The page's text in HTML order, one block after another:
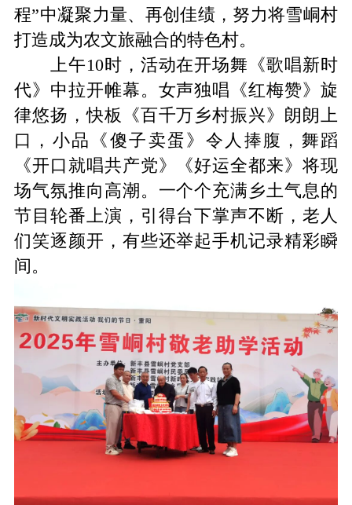
程”中凝聚力量、再创佳绩，努力将雪峒村
打造成为农文旅融合的特色村。
上午10时，活动在开场舞《歌唱新时
代》中拉开帷幕。女声独唱《红梅赞》旋
律悠扬，快板《百千万乡村振兴》朗朗上
口，小品《傻子卖蛋》令人捧腹，舞蹈
《开口就唱共产党》《好运全都来》将现
场气氛推向高潮。一个个充满乡土气息的
节目轮番上演，引得台下掌声不断，老人
们笑逐颜开，有些还举起手机记录精彩瞬
间。